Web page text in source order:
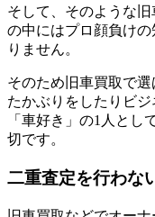
そして、そのような
の中にはプロ顔負け
りません。
そのため旧車買取で
たかぶりをしたりビジ
「車好き」の1人とし
切です。
二重査定を行わな